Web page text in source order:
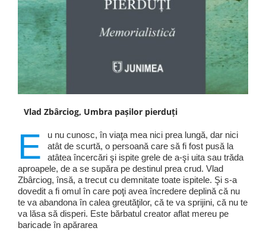
Vlad Zbârciog, Umbra pașilor pierduți
E
u nu cunosc, în viaţa mea nici prea lungă, dar nici
atât de scurtă, o persoană care să fi fost pusă la
atâtea încercări şi ispite grele de a-şi uita sau trăda
aproapele, de a se supăra pe destinul prea crud. Vlad
Zbârciog, însă, a trecut cu demnitate toate ispitele. Şi s-a
dovedit a fi omul în care poţi avea încredere deplină că nu
te va abandona în calea greutăţilor, că te va sprijini, că nu te
va lăsa să disperi. Este bărbatul creator aflat mereu pe
baricade în apărarea